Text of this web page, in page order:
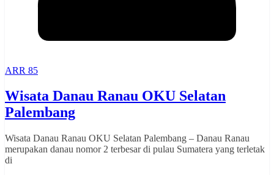
ARR 85
Wisata Danau Ranau OKU Selatan
Palembang
Wisata Danau Ranau OKU Selatan Palembang – Danau Ranau
merupakan danau nomor 2 terbesar di pulau Sumatera yang terletak
di